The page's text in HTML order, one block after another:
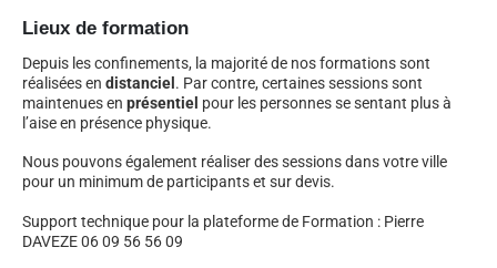
Lieux de formation
Depuis les confinements, la majorité de nos formations sont
réalisées en distanciel . Par contre, certaines sessions sont
maintenues en présentiel pour les personnes se sentant plus à
l’aise en présence physique.
Nous pouvons également réaliser des sessions dans votre ville
pour un minimum de participants et sur devis.
Support technique pour la plateforme de Formation : Pierre
DAVEZE 06 09 56 56 09